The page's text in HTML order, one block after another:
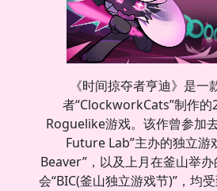
《时间掠夺者亨迪》是
者“ClockworkCats”制作的
Roguelike游戏。该作曾参加
Future Lab”主办的独立游
Beaver”，以及上月在釜山举
会“BIC(釜山独立游戏节)”，均